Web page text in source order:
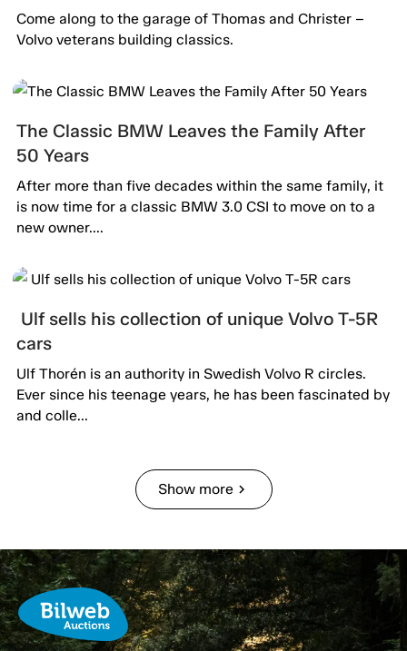
passion alive.
Come along to the garage of Thomas and Christer –
Volvo veterans building classics.
The Classic BMW Leaves the Family After
50 Years
After more than five decades within the same family, it
is now time for a classic BMW 3.0 CSI to move on to a
new owner....
Ulf sells his collection of unique Volvo T-5R
cars
Ulf Thorén is an authority in Swedish Volvo R circles.
Ever since his teenage years, he has been fascinated by
and colle...
Show morechevron_right